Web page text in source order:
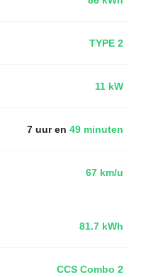
TYPE 2
11 kW
7 uur en 49 minuten
67 km/u
81.7 kWh
CCS Combo 2